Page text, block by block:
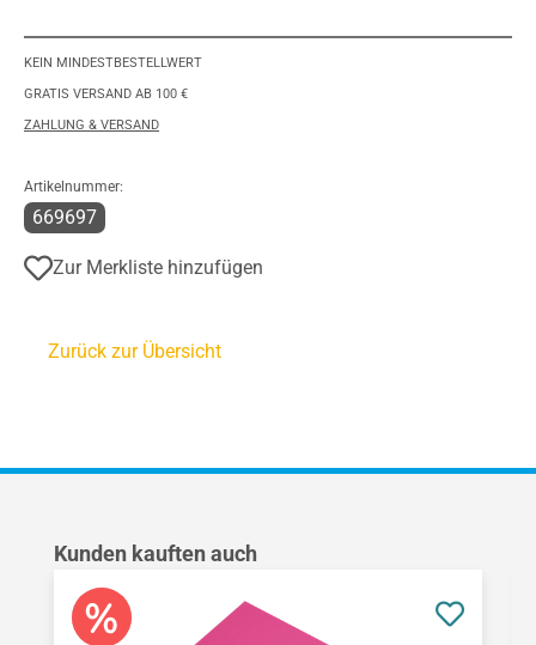
KEIN MINDESTBESTELLWERT
GRATIS VERSAND AB 100 €
ZAHLUNG & VERSAND
Artikelnummer:
669697
Zur Merkliste hinzufügen
Zurück zur Übersicht
Produktgalerie überspringen
Kunden kauften auch